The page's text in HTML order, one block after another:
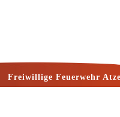
Freiwillige Feuerwehr